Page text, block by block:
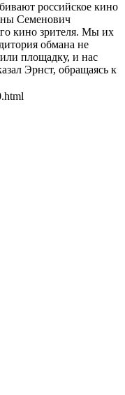
российское кино
Семенович
кино зрителя. Мы их
обмана не
площадку, и нас
Эрнст, обращаясь к